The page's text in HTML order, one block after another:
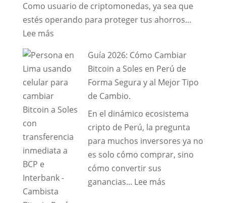
y
Cambio
Como usuario de criptomonedas, ya sea que
estés operando para proteger tus ahorros...
Lee más:
Maestra:
Cómo
Optimizar
Asegurar
Operaciones
de
Criptomonedas
en
Perú
Guía 2026: Cómo Cambiar
Bitcoin a Soles en Perú de
Forma Segura y al Mejor Tipo
de Cambio.
En el dinámico ecosistema
cripto de Perú, la pregunta
para muchos inversores ya no
es solo cómo comprar, sino
cómo convertir sus
ganancias... Lee más: